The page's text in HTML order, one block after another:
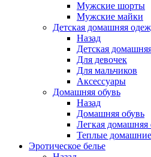
Мужские шорты
Мужские майки
Детская домашняя
Назад
Детская
Для девочек
Для мальчиков
Аксессуары
Домашняя обувь
Назад
Домашняя обувь
Легкая домашняя
Теплые
Эротическое белье